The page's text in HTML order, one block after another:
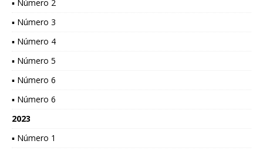
▪ Número 2
▪ Número 3
▪ Número 4
▪ Número 5
▪ Número 6
▪ Número 6
2023
▪ Número 1